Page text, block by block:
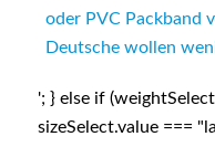
oder PVC Packband
Deutsche wollen
'; } else if
sizeSelect.value ===